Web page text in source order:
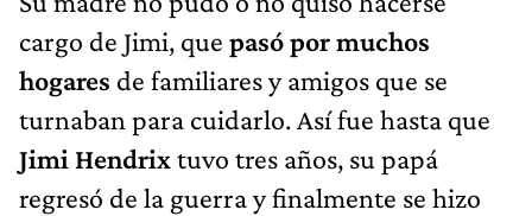
cargo de Jimi, que pasó por muchos
hogares de familiares y amigos que se
turnaban para cuidarlo. Así fue hasta que
Jimi Hendrix tuvo tres años, su papá
regresó de la guerra y finalmente se hizo